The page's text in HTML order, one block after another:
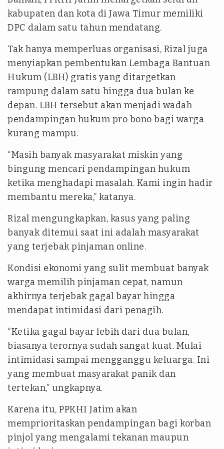
kabupaten dan kota di Jawa Timur memiliki
DPC dalam satu tahun mendatang.
Tak hanya memperluas organisasi, Rizal juga
menyiapkan pembentukan Lembaga Bantuan
Hukum (LBH) gratis yang ditargetkan
rampung dalam satu hingga dua bulan ke
depan. LBH tersebut akan menjadi wadah
pendampingan hukum pro bono bagi warga
kurang mampu.
“Masih banyak masyarakat miskin yang
bingung mencari pendampingan hukum
ketika menghadapi masalah. Kami ingin hadir
membantu mereka,” katanya.
Rizal mengungkapkan, kasus yang paling
banyak ditemui saat ini adalah masyarakat
yang terjebak pinjaman online.
Kondisi ekonomi yang sulit membuat banyak
warga memilih pinjaman cepat, namun
akhirnya terjebak gagal bayar hingga
mendapat intimidasi dari penagih.
“Ketika gagal bayar lebih dari dua bulan,
biasanya terornya sudah sangat kuat. Mulai
intimidasi sampai mengganggu keluarga. Ini
yang membuat masyarakat panik dan
tertekan,” ungkapnya.
Karena itu, PPKHI Jatim akan
memprioritaskan pendampingan bagi korban
pinjol yang mengalami tekanan maupun